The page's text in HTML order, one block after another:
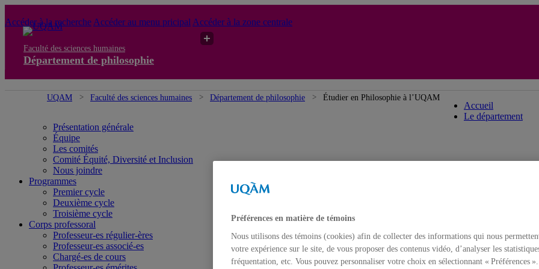
Accéder à la recherche Accéder au menu pricipal Accéder à la zone centrale
Faculté des sciences humaines
Département de philosophie
UQAM Faculté des sciences humaines Département de philosophie Étudier en Philosophie à l’UQAM
Accueil
Le département
Présentation générale
Équipe
Les comités
Comité Équité, Diversité et Inclusion
Nous joindre
Programmes
Premier cycle
Deuxième cycle
Troisième cycle
Corps professoral
Professeur-es régulier-ères
Professeur-es associé-es
Chargé-es de cours
Préférences en matière de témoins
Nous utilisons des témoins (cookies) afin de collecter des informations qui nous
votre expérience sur le site, de vous proposer des contenus vidéo, d’analyser les
fréquentation, etc. Vous pouvez personnaliser votre choix en sélectionnant « Préférences ».